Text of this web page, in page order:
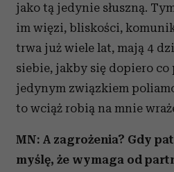
jako tą jedynie słuszną.
im więzi, bliskości,
trwa już wiele lat, mają 4
siebie, jakby się dopiero co
jedynym związkiem
to wciąż robią na mnie
MN: A zagrożenia? Gdy
myślę, że wymaga od